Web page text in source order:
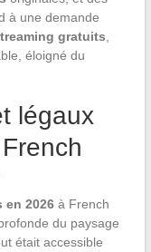
à une demande
gratuits
éloigné du
légaux
en 2026à French
du paysage
était accessible